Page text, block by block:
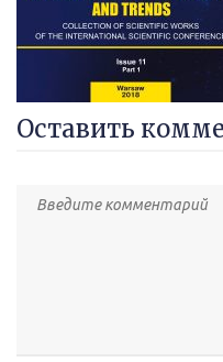
Оставить